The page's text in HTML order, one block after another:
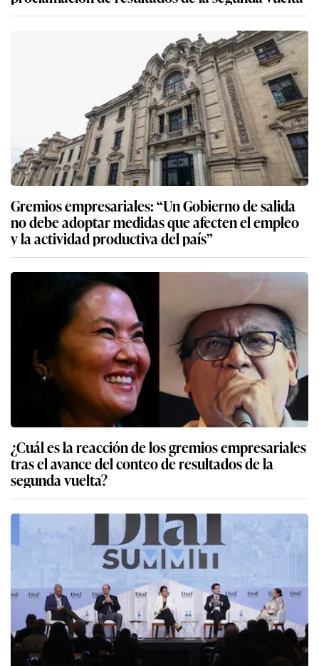
Gremios empresariales: “Un Gobierno de salida
no debe adoptar medidas que afecten el empleo
y la actividad productiva del país”
¿Cuál es la reacción de los gremios empresariales
tras el avance del conteo de resultados de la
segunda vuelta?